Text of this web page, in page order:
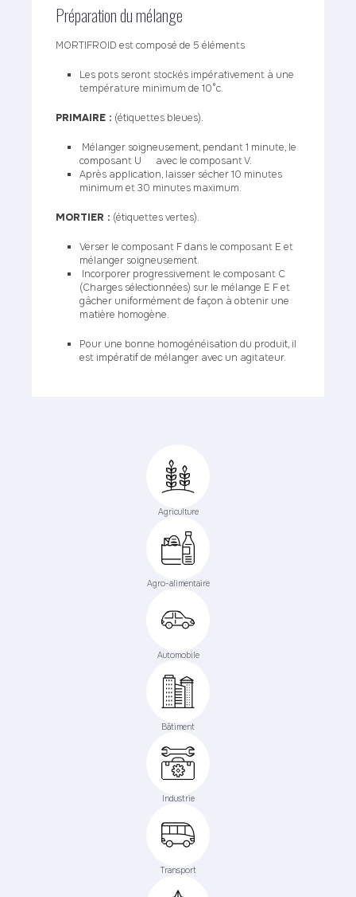
Préparation du mélange
MORTIFROID est composé de 5 éléments
Les pots seront stockés impérativement à une
température minimum de 10°c.
PRIMAIRE : (étiquettes bleues).
Mélanger soigneusement, pendant 1 minute, le
composant U avec le composant V.
Après application, laisser sécher 10 minutes
minimum et 30 minutes maximum.
MORTIER : (étiquettes vertes).
Verser le composant F dans le composant E et
mélanger soigneusement.
Incorporer progressivement le composant C
(Charges sélectionnées) sur le mélange E F et
gâcher uniformément de façon à obtenir une
matière homogène.
Pour une bonne homogénéisation du produit, il
est impératif de mélanger avec un agitateur.
Agriculture
Agro-alimentaire
Automobile
Bâtiment
Industrie
Transport